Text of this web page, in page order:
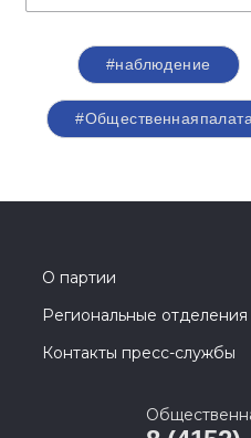
#наблюдение
#Общественнаяпалата
О партии
Региональные отделения
Контакты пресс-службы